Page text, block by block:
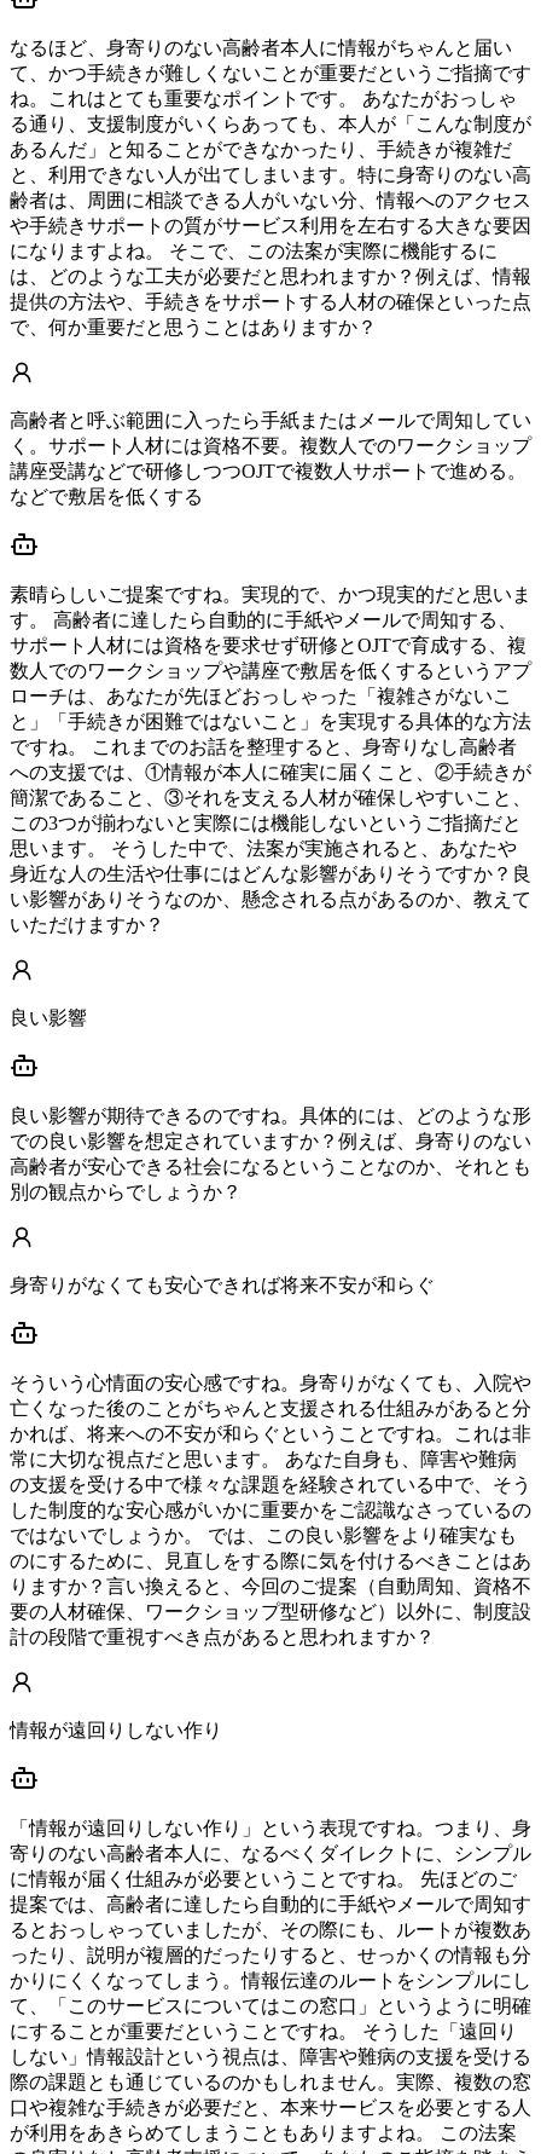
なるほど、身寄りのない高齢者本人に情報がちゃんと届い
て、かつ手続きが難しくないことが重要だというご指摘です
ね。これはとても重要なポイントです。 あなたがおっしゃ
る通り、支援制度がいくらあっても、本人が「こんな制度が
あるんだ」と知ることができなかったり、手続きが複雑だ
と、利用できない人が出てしまいます。特に身寄りのない高
齢者は、周囲に相談できる人がいない分、情報へのアクセス
や手続きサポートの質がサービス利用を左右する大きな要因
になりますよね。 そこで、この法案が実際に機能するに
は、どのような工夫が必要だと思われますか？例えば、情報
提供の方法や、手続きをサポートする人材の確保といった点
で、何か重要だと思うことはありますか？
高齢者と呼ぶ範囲に入ったら手紙またはメールで周知してい
く。サポート人材には資格不要。複数人でのワークショップ
講座受講などで研修しつつOJTで複数人サポートで進める。
などで敷居を低くする
素晴らしいご提案ですね。実現的で、かつ現実的だと思いま
す。 高齢者に達したら自動的に手紙やメールで周知する、
サポート人材には資格を要求せず研修とOJTで育成する、複
数人でのワークショップや講座で敷居を低くするというアプ
ローチは、あなたが先ほどおっしゃった「複雑さがないこ
と」「手続きが困難ではないこと」を実現する具体的な方法
ですね。 これまでのお話を整理すると、身寄りなし高齢者
への支援では、①情報が本人に確実に届くこと、②手続きが
簡潔であること、③それを支える人材が確保しやすいこと、
この3つが揃わないと実際には機能しないというご指摘だと
思います。 そうした中で、法案が実施されると、あなたや
身近な人の生活や仕事にはどんな影響がありそうですか？良
い影響がありそうなのか、懸念される点があるのか、教えて
いただけますか？
良い影響
良い影響が期待できるのですね。具体的には、どのような形
での良い影響を想定されていますか？例えば、身寄りのない
高齢者が安心できる社会になるということなのか、それとも
別の観点からでしょうか？
身寄りがなくても安心できれば将来不安が和らぐ
そういう心情面の安心感ですね。身寄りがなくても、入院や
亡くなった後のことがちゃんと支援される仕組みがあると分
かれば、将来への不安が和らぐということですね。これは非
常に大切な視点だと思います。 あなた自身も、障害や難病
の支援を受ける中で様々な課題を経験されている中で、そう
した制度的な安心感がいかに重要かをご認識なさっているの
ではないでしょうか。 では、この良い影響をより確実なも
のにするために、見直しをする際に気を付けるべきことはあ
りますか？言い換えると、今回のご提案（自動周知、資格不
要の人材確保、ワークショップ型研修など）以外に、制度設
計の段階で重視すべき点があると思われますか？
情報が遠回りしない作り
「情報が遠回りしない作り」という表現ですね。つまり、身
寄りのない高齢者本人に、なるべくダイレクトに、シンプル
に情報が届く仕組みが必要ということですね。 先ほどのご
提案では、高齢者に達したら自動的に手紙やメールで周知す
るとおっしゃっていましたが、その際にも、ルートが複数あ
ったり、説明が複層的だったりすると、せっかくの情報も分
かりにくくなってしまう。情報伝達のルートをシンプルにし
て、「このサービスについてはこの窓口」というように明確
にすることが重要だということですね。 そうした「遠回り
しない」情報設計という視点は、障害や難病の支援を受ける
際の課題とも通じているのかもしれません。実際、複数の窓
口や複雑な手続きが必要だと、本来サービスを必要とする人
が利用をあきらめてしまうこともありますよね。 この法案